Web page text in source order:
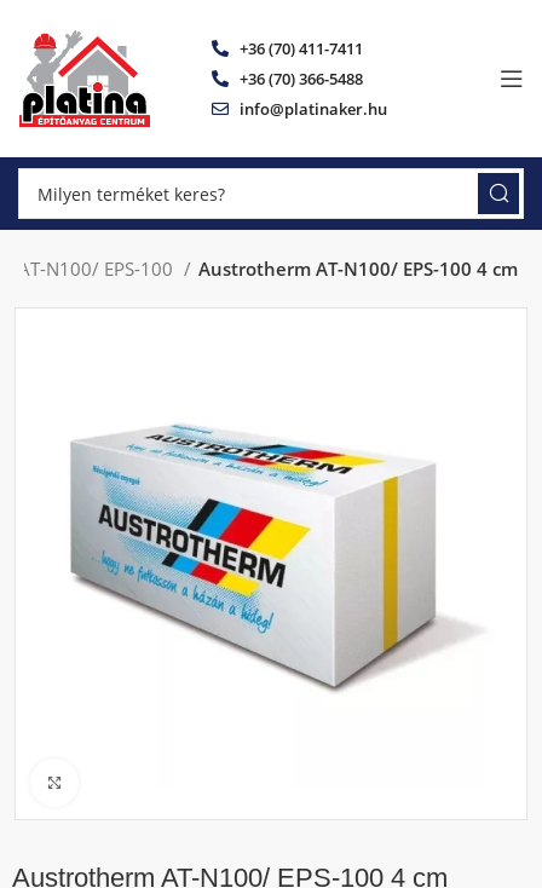
+36 (70) 411-7411
+36 (70) 366-5488
info@platinaker.hu
AT-N100/ EPS-100 Austrotherm AT-N100/ EPS-100 4 cm
Austrotherm AT-N100/ EPS-100 4 cm